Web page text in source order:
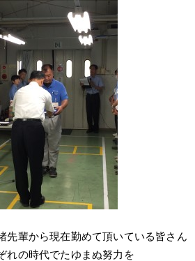
先輩から現在勤めて頂いている皆さん
れの時代でたゆまぬ努力を